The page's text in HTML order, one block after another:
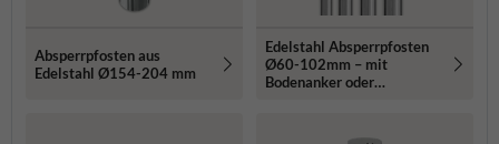
Absperrpfosten aus
Edelstahl Ø154-204 mm
Edelstahl Absperrpfosten
Ø60-102mm – mit
Bodenanker oder